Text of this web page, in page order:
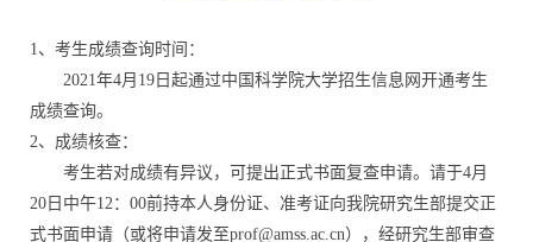
1、考生成绩查询时间：
2021年4月19日起通过中国科学院大学招生信息网开通考生
成绩查询。
2、成绩核查：
考生若对成绩有异议，可提出正式书面复查申请。请于4月
20日中午12：00前持本人身份证、准考证向我院研究生部提交正
式书面申请（或将申请发至prof@amss.ac.cn），经研究生部审查